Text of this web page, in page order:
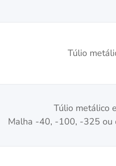
Túlio
Túlio metálico
Malha -40, -100, -325 ou